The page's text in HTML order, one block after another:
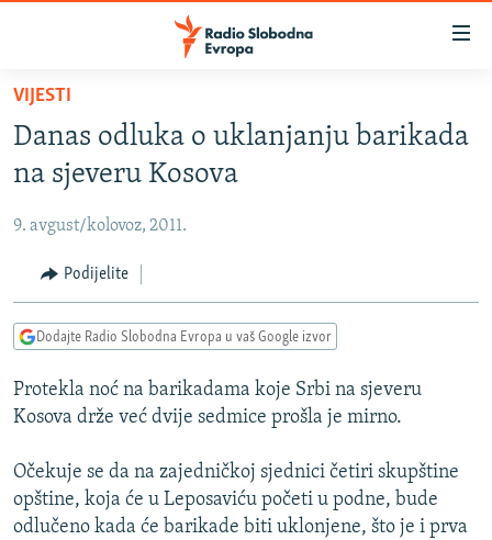
Pređite
glavni
sadržaj
na
navigaciju
Pređite
na
SRBIJA
KOSOVO
CRNA GORA
VIDEO
FOTOGALERIJE
PODCASTI
RAT U UKRAJINI
RSE PRIČE IZ SVIJETA
ISPRIČAJ MI
VIJESTI
Danas odluka o uklanjanju barikada
na sjeveru Kosova
9. avgust/kolovoz, 2011.
Podijelite
Dodajte Radio Slobodna Evropa u vaš Google izvor
Protekla noć na barikadama koje Srbi na sjeveru
Kosova drže već dvije sedmice prošla je mirno.
Očekuje se da na zajedničkoj sjednici četiri skupštine
opštine, koja će u Leposaviću početi u podne, bude
odlučeno kada će barikade biti uklonjene, što je i prva